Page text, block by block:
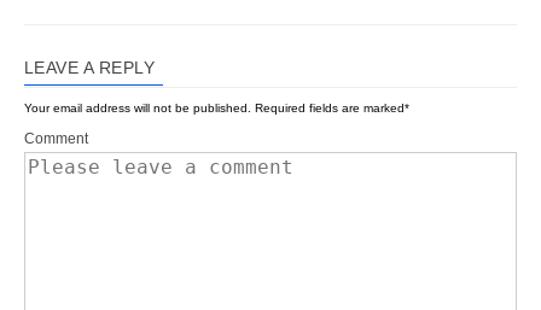
LEAVE A REPLY
Your email address will not be published. Required fields are marked*
Comment